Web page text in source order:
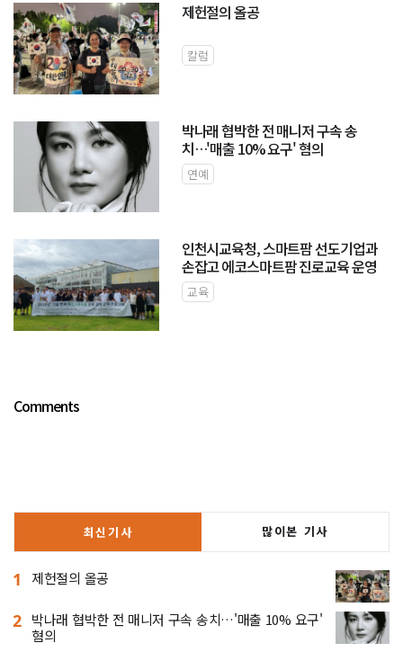
제헌절의 올공
칼럼
박나래 협박한 전 매니저 구속 송
치…'매출 10% 요구' 혐의
연예
인천시교육청, 스마트팜 선도기업과
손잡고 에코스마트팜 진로교육 운영
교육
Comments
최신기사 많이본 기사
1 제헌절의 올공
2 박나래 협박한 전 매니저 구속 송치…'매출 10% 요구'
혐의